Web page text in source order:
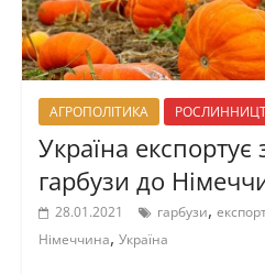
АГРОПОЛІТИКА
Україна
гарбузи до
28.01.2021 гарбузи,
Німеччина, Україна